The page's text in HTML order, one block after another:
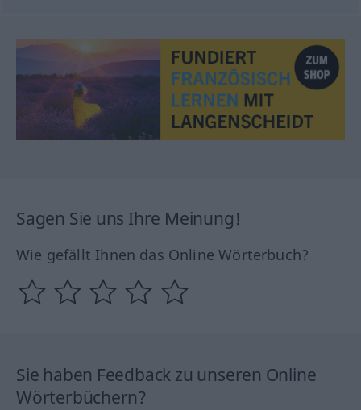
Sagen Sie uns Ihre Meinung!
Wie gefällt Ihnen das Online Wörterbuch?
Sie haben Feedback zu unseren Online
Wörterbüchern?